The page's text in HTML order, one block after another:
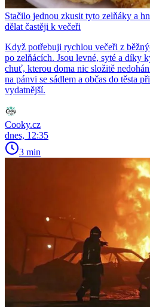
Stačilo jednou zkusit tyto zelňáky a
dělat častěji k večeři
Když potřebuji rychlou večeři z
po zelňácích. Jsou levné, syté a díky
chuť, kterou doma nic složitě
na pánvi se sádlem a občas do těsta
vydatnější.
Cooky.cz
dnes, 12:35
3 min